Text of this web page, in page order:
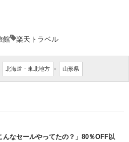
館 楽天トラベル
北海道・東北地方 > 山形県
んなセールやってたの？」80％OFF以